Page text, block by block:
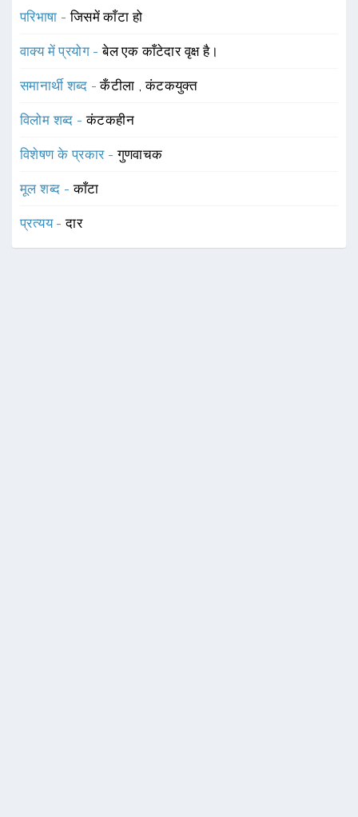
परिभाषा -जिसमें काँटा हो
वाक्य में प्रयोग -बेल एक काँटेदार वृक्ष है।
समानार्थी शब्द -कँटीला ,कंटकयुक्त
विलोम शब्द -कंटकहीन
विशेषण के प्रकार -गुणवाचक
मूल शब्द -काँटा
प्रत्यय -दार